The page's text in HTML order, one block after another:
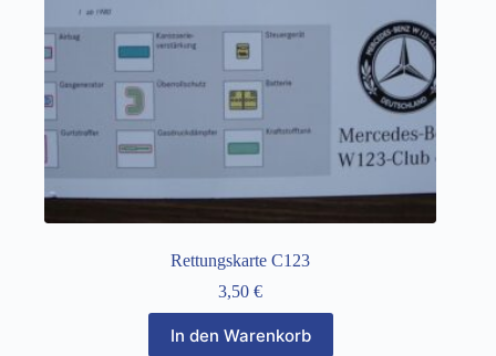
Rettungskarte C123
3,50€
In den Warenkorb